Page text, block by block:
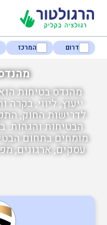
דרום המרכז
מהנדס בטיחות
ייעוץ, ליווי,
לדרישות החוק,
הבטיחות והגהות.
מומחים בתחום
עסקים, ארגונים,
נגישות
חקלאות
ניהול